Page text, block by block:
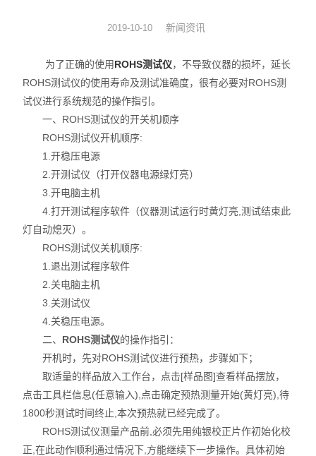
硅油涂布量测厚仪
XRF分析仪
X荧光光谱仪
RoHS检测仪
重金属检测仪
邻苯检测仪
元素分析仪
镀层厚度分析仪
2019-10-10 新闻资讯
为了正确的使用ROHS测试仪，不导致仪器的损坏，延长
ROHS测试仪的使用寿命及测试准确度，很有必要对ROHS测
试仪进行系统规范的操作指引。
一、ROHS测试仪的开关机顺序
ROHS测试仪开机顺序:
1.开稳压电源
2.开测试仪（打开仪器电源绿灯亮）
3.开电脑主机
4.打开测试程序软件（仪器测试运行时黄灯亮,测试结束此
灯自动熄灭）。
ROHS测试仪关机顺序:
1.退出测试程序软件
2.关电脑主机
3.关测试仪
4.关稳压电源。
二、 ROHS测试仪的操作指引：
开机时，先对ROHS测试仪进行预热，步骤如下；
取适量的样品放入工作台，点击[样品图]查看样品摆放，
点击工具栏信息(任意输入),点击确定预热测量开始(黄灯亮),待
1800秒测试时间终止,本次预热就已经完成了。
ROHS测试仪测量产品前,必须先用纯银校正片作初始化校
正,在此动作顺利通过情况下,方能继续下一步操作。具体初始